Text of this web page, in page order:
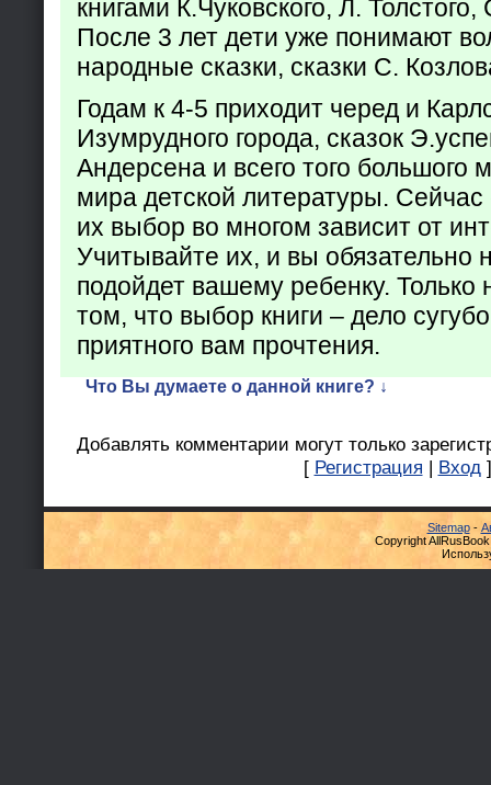
книгами К.Чуковского, Л.
После 3 лет дети уже понимают
народные сказки, сказки С.
Годам к 4-5 приходит черед и
Изумрудного города, сказок
Андерсена и всего того большого
мира детской литературы. Сейчас
их выбор во многом зависит от
Учитывайте их, и вы обязательно
подойдет вашему ребенку. Только
том, что выбор книги – дело
приятного вам прочтения.
Что Вы думаете о данной книге? ↓
Добавлять комментарии могут только
[ Регистрация | Вход ]
Sitemap-
Copyright